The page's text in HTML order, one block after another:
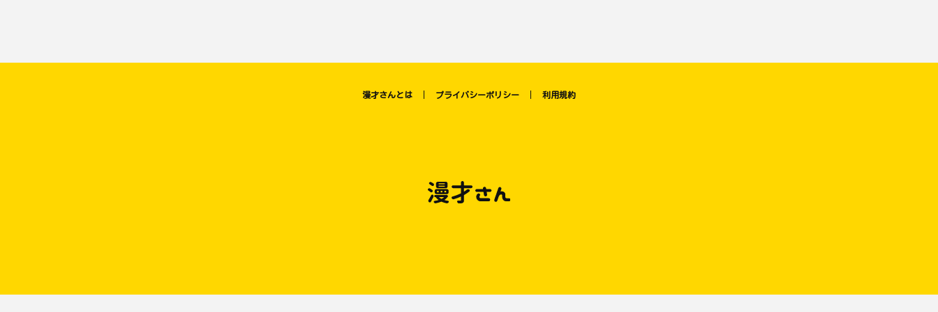
漫才さんとは プライバシーポリシー 利用規約